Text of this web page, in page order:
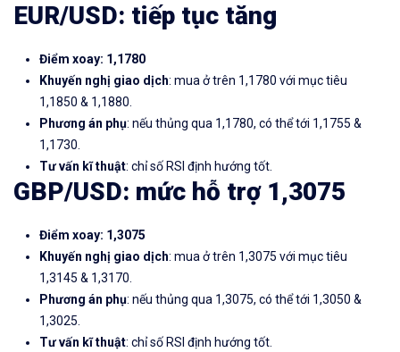
EUR/USD: tiếp tục tăng
Điểm xoay: 1,1780
Khuyến nghị giao dịch: mua ở trên 1,1780 với mục tiêu
1,1850 & 1,1880.
Phương án phụ: nếu thủng qua 1,1780, có thể tới 1,1755 &
1,1730.
Tư vấn kĩ thuật: chỉ số RSI định hướng tốt.
GBP/USD: mức hỗ trợ 1,3075
Điểm xoay: 1,3075
Khuyến nghị giao dịch: mua ở trên 1,3075 với mục tiêu
1,3145 & 1,3170.
Phương án phụ: nếu thủng qua 1,3075, có thể tới 1,3050 &
1,3025.
Tư vấn kĩ thuật: chỉ số RSI định hướng tốt.